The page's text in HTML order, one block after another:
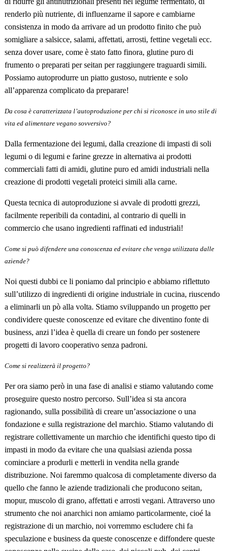
renderlo più nutriente, di influenzarne il sapore e cambiarne
consistenza in modo da arrivare ad un prodotto finito che può
somigliare a salsicce, salami, affettati, arrosti, fettine vegetali ecc.
senza dover usare, come è stato fatto finora, glutine puro di
frumento o preparati per seitan per raggiungere traguardi simili.
Possiamo autoprodurre un piatto gustoso, nutriente e solo
all’apparenza complicato da preparare!
Da cosa è caratterizzata l’autoproduzione per chi si riconosce in uno stile di
vita ed alimentare vegano sovversivo?
Dalla fermentazione dei legumi, dalla creazione di impasti di soli
legumi o di legumi e farine grezze in alternativa ai prodotti
commerciali fatti di amidi, glutine puro ed amidi industriali nella
creazione di prodotti vegetali proteici simili alla carne.
Questa tecnica di autoproduzione si avvale di prodotti grezzi,
facilmente reperibili da contadini, al contrario di quelli in
commercio che usano ingredienti raffinati ed industriali!
Come si può difendere una conoscenza ed evitare che venga utilizzata dalle
aziende?
Noi questi dubbi ce li poniamo dal principio e abbiamo riflettuto
sull’utilizzo di ingredienti di origine industriale in cucina, riuscendo
a eliminarli un pò alla volta. Stiamo sviluppando un progetto per
condividere queste conoscenze ed evitare che diventino fonte di
business, anzi l’idea è quella di creare un fondo per sostenere
progetti di lavoro cooperativo senza padroni.
Come si realizzerà il progetto?
Per ora siamo però in una fase di analisi e stiamo valutando come
proseguire questo nostro percorso. Sull’idea si sta ancora
ragionando, sulla possibilitàdi creare un’associazione o una
fondazione e sulla registrazione del marchio. Stiamo valutando di
registrare collettivamente un marchio che identifichi questo tipo di
impasti in modo da evitare che una qualsiasi azienda possa
cominciare a produrli e metterli in vendita nella grande
distribuzione. Noi faremmo qualcosa di completamente diverso da
quello che fanno le aziende tradizionali che producono seitan,
mopur, muscolo di grano, affettati e arrosti vegani. Attraverso uno
strumento che noi anarchici non amiamo particolarmente, cioé la
registrazione di un marchio, noi vorremmo escludere chi fa
speculazione e business da queste conoscenze e diffondere queste